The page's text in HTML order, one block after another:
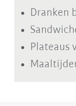
Dranken
Plateaus